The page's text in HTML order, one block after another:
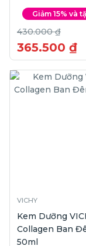
Giảm 15% và
430.000 ₫
365.500 ₫
VICHY
Kem Dưỡng
Collagen Ban
50ml